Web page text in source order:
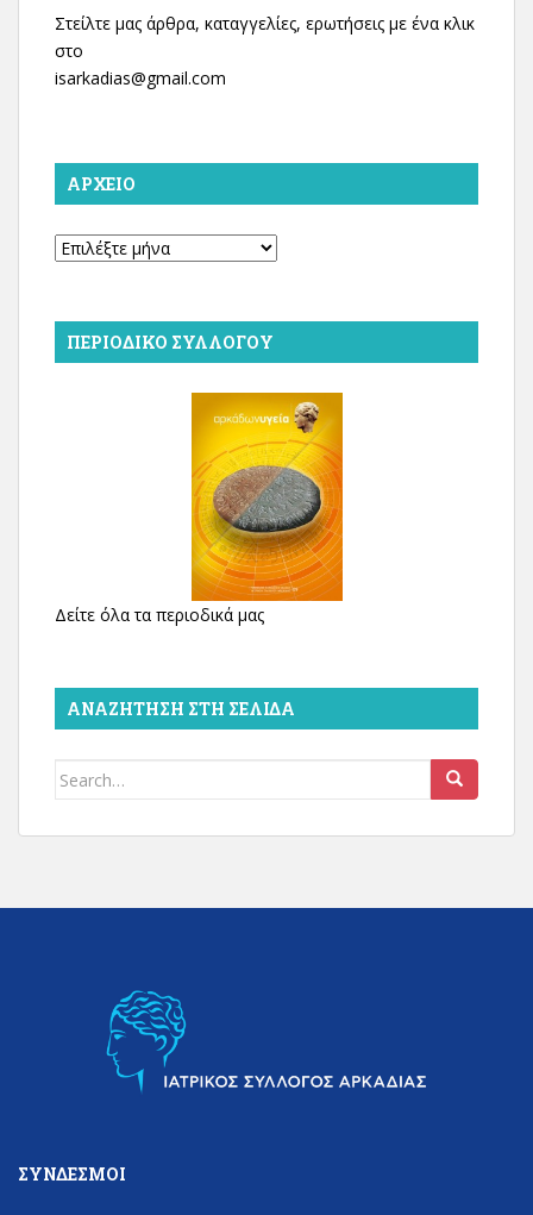
Στείλτε μας άρθρα, καταγγελίες, ερωτήσεις με ένα κλικ
στο
isarkadias@gmail.com
ΑΡΧΕΊΟ
Αρχείο
ΠΕΡΙΟΔΙΚΌ ΣΥΛΛΌΓΟΥ
Δείτε όλα τα περιοδικά μας
ΑΝΑΖΉΤΗΣΗ ΣΤΗ ΣΕΛΊΔΑ
Search
ΣΎΝΔΕΣΜΟΙ